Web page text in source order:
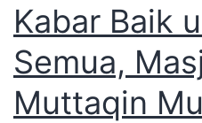
Kabar Baik
Semua,
Muttaqin